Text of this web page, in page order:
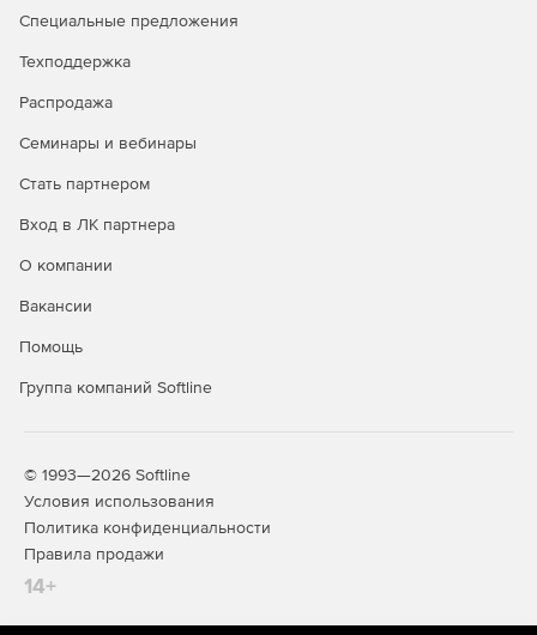
Ubuntu.
Специальные предложения
Техподдержка
Распродажа
Семинары и вебинары
Стать партнером
Вход в ЛК партнера
О компании
Вакансии
Помощь
Группа компаний Softline
© 1993—2026 Softline
Условия использования
Политика конфиденциальности
Правила продажи
14+